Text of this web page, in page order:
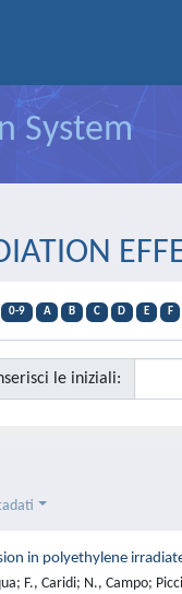
System
0-9 A B C D E F
le iniziali:
in polyethylene
F., Caridi; N., Campo;